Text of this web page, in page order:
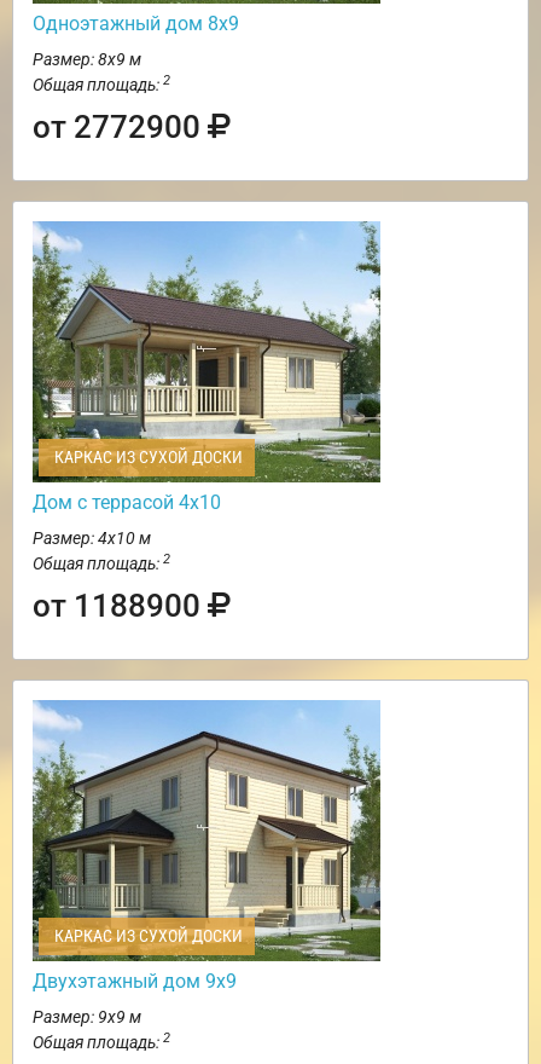
Одноэтажный дом 8х9
Размер: 8х9 м
Общая площадь: 2
от 2772900
КАРКАС ИЗ СУХОЙ ДОСКИ
Дом с террасой 4х10
Размер: 4х10 м
Общая площадь: 2
от 1188900
КАРКАС ИЗ СУХОЙ ДОСКИ
Двухэтажный дом 9х9
Размер: 9х9 м
Общая площадь: 2